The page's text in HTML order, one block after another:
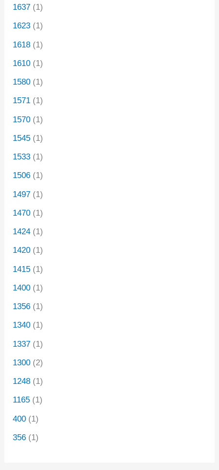
1637 (1)
1623 (1)
1618 (1)
1610 (1)
1580 (1)
1571 (1)
1570 (1)
1545 (1)
1533 (1)
1506 (1)
1497 (1)
1470 (1)
1424 (1)
1420 (1)
1415 (1)
1400 (1)
1356 (1)
1340 (1)
1337 (1)
1300 (2)
1248 (1)
1165 (1)
400 (1)
356 (1)